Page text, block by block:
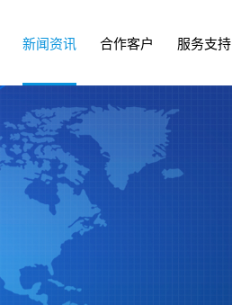
新闻资讯 合作客户 服务支持